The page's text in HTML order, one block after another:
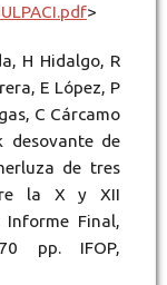
>
H Hidalgo, R
E López, P
C Cárcamo
desovante de
de tres
la X y XII
Informe Final,
pp. IFOP,